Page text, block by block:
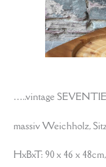
…..vintage
massiv Weichholz,
HxBxT: 90 x 46 x